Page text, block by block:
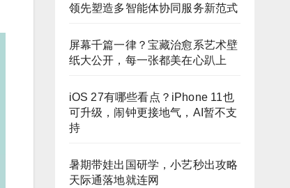
领先塑造多智能体协同服务新范式
屏幕千篇一律？宝藏治愈系艺术壁
纸大公开，每一张都美在心趴上
iOS 27有哪些看点？iPhone 11也
可升级，闹钟更接地气，AI暂不支
持
暑期带娃出国研学，小艺秒出攻略
天际通落地就连网